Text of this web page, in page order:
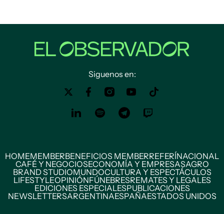
Siguenos en:
HOMEMEMBERBENEFICIOS MEMBERREFERÍNACIONAL
CAFÉ Y NEGOCIOSECONOMÍA Y EMPRESASAGRO
BRAND STUDIOMUNDOCULTURA Y ESPECTÁCULOS
LIFESTYLEOPINIÓNFÚNEBRESREMATES Y LEGALES
EDICIONES ESPECIALESPUBLICACIONES
NEWSLETTERSARGENTINAESPAÑAESTADOS UNIDOS